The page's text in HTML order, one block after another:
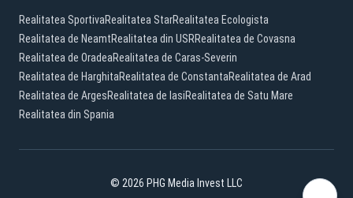
Realitatea SportivaRealitatea StarRealitatea Ecologista
Realitatea de NeamtRealitatea din USRRealitatea de Covasna
Realitatea de OradeaRealitatea de Caras-Severin
Realitatea de HarghitaRealitatea de ConstantaRealitatea de Arad
Realitatea de ArgesRealitatea de IasiRealitatea de Satu Mare
Realitatea din Spania
© 2026 PHG Media Invest LLC